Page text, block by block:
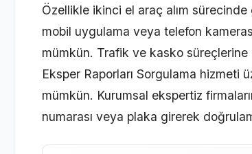
Özellikle ikinci el araç alım
mobil uygulama veya telefon
mümkün. Trafik ve kasko
Eksper Raporları Sorgulama hizmeti
mümkün. Kurumsal ekspertiz
numarası veya plaka girerek